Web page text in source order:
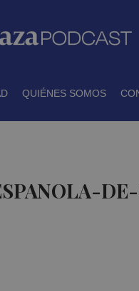
QUIÉNES SOMOS